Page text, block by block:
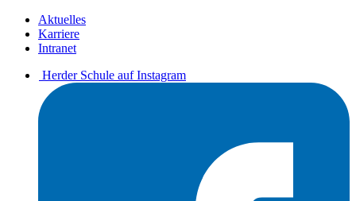
Aktuelles
Karriere
Intranet
Herder Schule auf Instagram